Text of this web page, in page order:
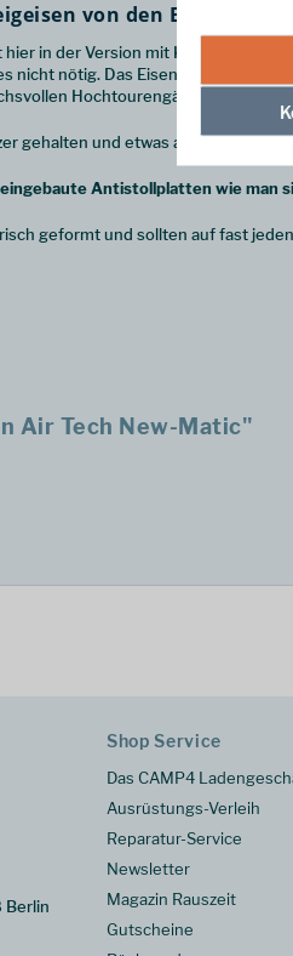
von den Eishelden
in der Version mit Körbchen
nicht nötig. Das Eisen sitzt dank
Hochtourengänger ist dieses
gehalten und etwas anders
Antistollplatten wie man
geformt und sollten auf fast
Air Tech New-Matic"
Berlin
Shop Service
Das CAMP4
Ausrüstungs-Verleih
Reparatur-Service
Newsletter
Magazin Rauszeit
Gutscheine